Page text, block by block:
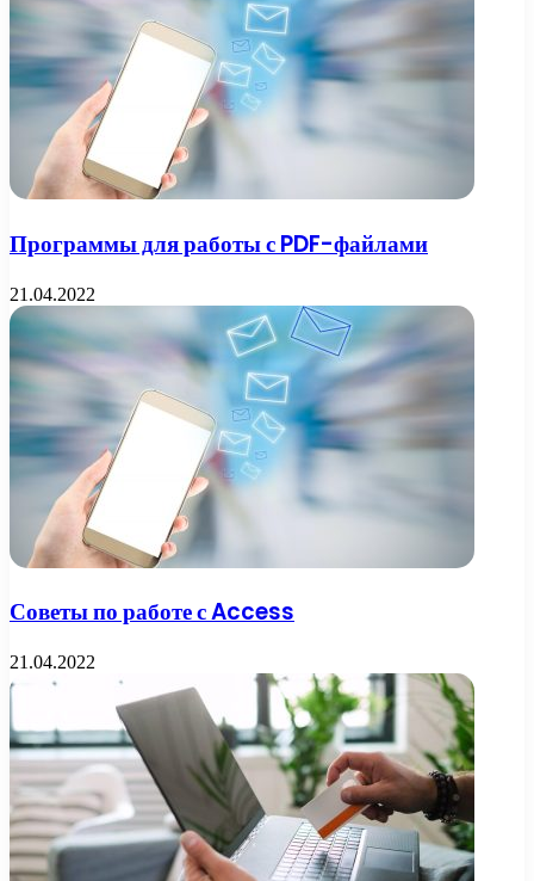
Программы для работы с PDF-файлами
21.04.2022
Советы по работе с Access
21.04.2022